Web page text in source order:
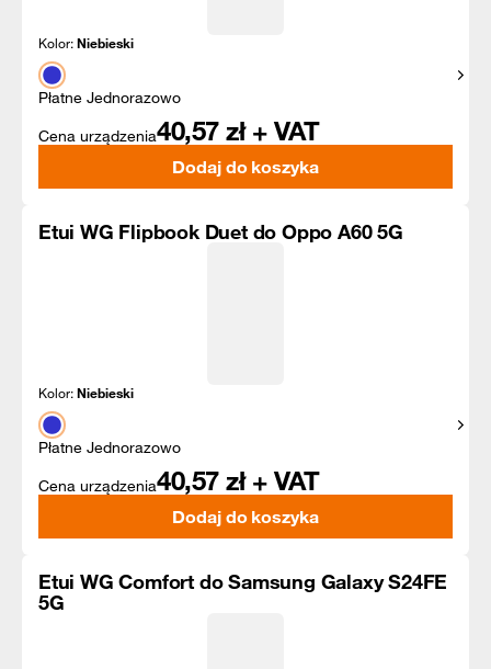
Kolor:Niebieski
Płatne Jednorazowo
Cena urządzenia40,57 zł + VAT
Dodaj do koszyka
Etui WG Flipbook Duet do Oppo A60 5G
Kolor:Niebieski
Płatne Jednorazowo
Cena urządzenia40,57 zł + VAT
Dodaj do koszyka
Etui WG Comfort do Samsung Galaxy S24FE
5G